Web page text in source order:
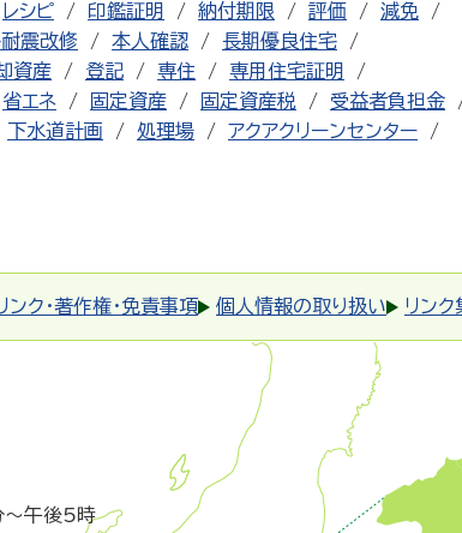
レシピ 印鑑証明 納付期限 評価
減免
震改修 本人確認
長期優良住宅
資産 登記 専住
専用住宅証明
省エネ 固定資産 固定資産税
受益者負担金
下水道計画 処理場
アクアクリーンセンター
ンク・著作権・免責事項 個人情報の取り扱い リンク
～午後5時